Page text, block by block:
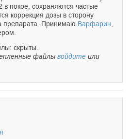
в покое, сохраняются частые
коррекция дозы в сторону
препарата. Принимаю Варфарин
скрыты.
файлы войдите или